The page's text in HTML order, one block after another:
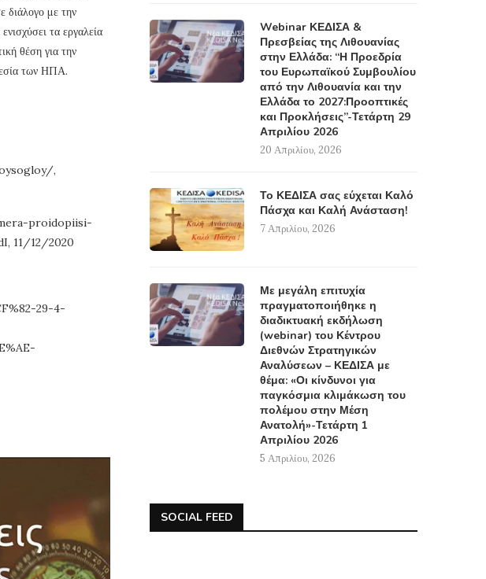
διάλογο με την
τα εργαλεία
θέση για την
των ΗΠΑ.
,
proidopiisi-
11/12/2020
29-4-
Webinar ΚΕΔΙΣΑ &
Πρεσβείας της Λιθουανίας
στην Ελλάδα: “Η Προεδρία
του Ευρωπαϊκού Συμβουλίου
από την Λιθουανία και την
Ελλάδα το 2027:Προοπτικές
και Προκλήσεις”-Τετάρτη 29
Απριλίου 2026
20 Απριλίου, 2026
Το ΚΕΔΙΣΑ σας εύχεται Καλό
Πάσχα και Καλή Ανάσταση!
7 Απριλίου, 2026
Με μεγάλη επιτυχία
πραγματοποιήθηκε η
διαδικτυακή εκδήλωση
(webinar) του Κέντρου
Διεθνών Στρατηγικών
Αναλύσεων – ΚΕΔΙΣΑ με
θέμα: «Οι κίνδυνοι για
παγκόσμια κλιμάκωση του
πολέμου στην Μέση
Ανατολή»-Τετάρτη 1
Απριλίου 2026
5 Απριλίου, 2026
SOCIAL FEED